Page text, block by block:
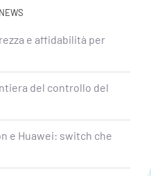
e affidabilità per
del controllo del
e Huawei: switch che